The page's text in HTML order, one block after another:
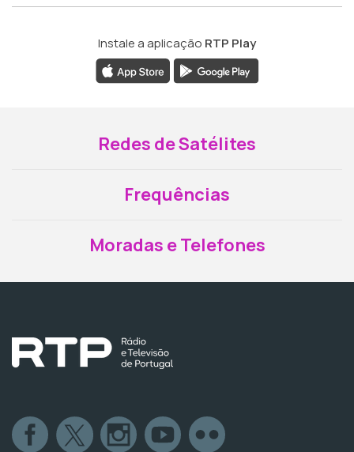
Instale a aplicação RTP Play
Redes de Satélites
Frequências
Moradas e Telefones